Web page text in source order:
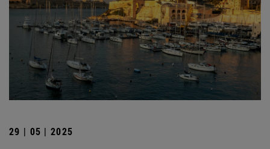
29 | 05 | 2025